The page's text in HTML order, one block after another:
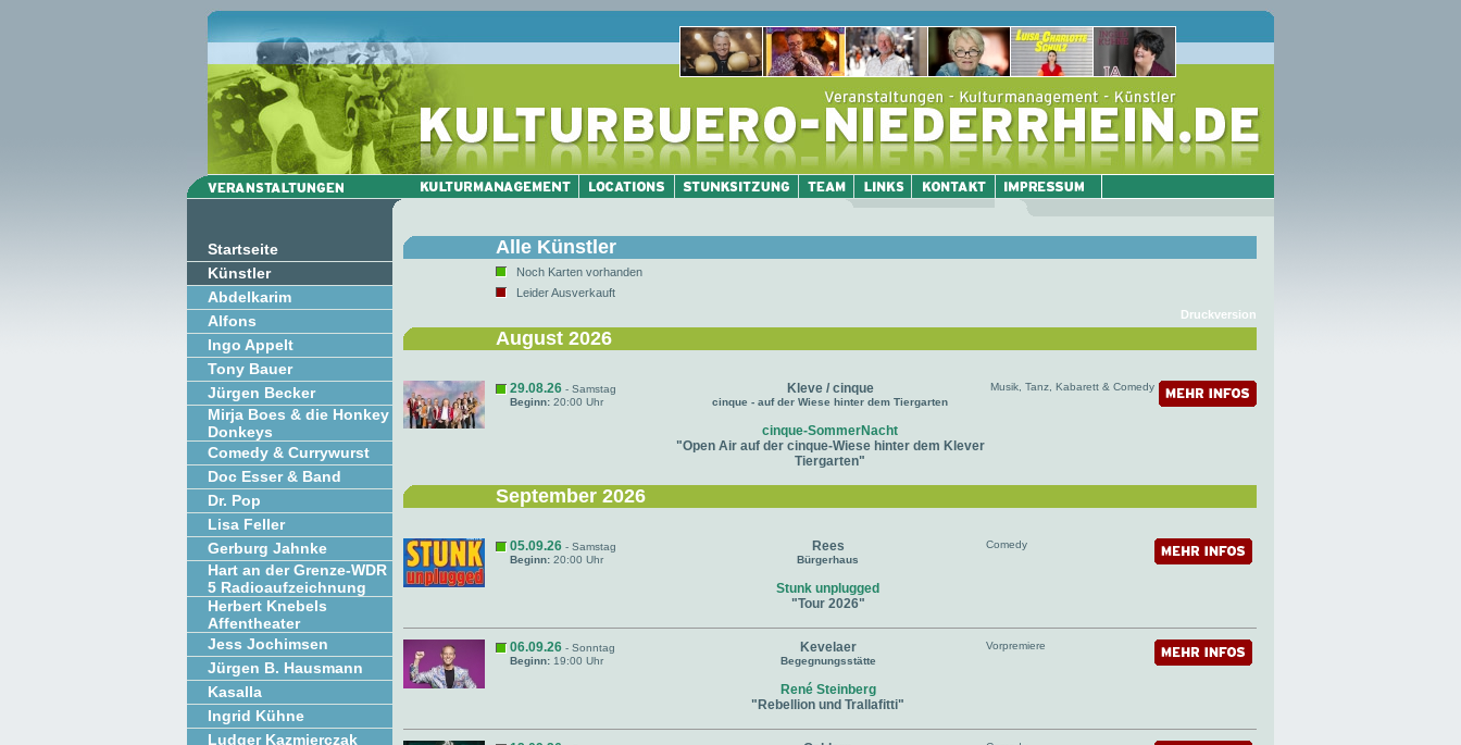
Startseite
Künstler
Abdelkarim
Alfons
Ingo Appelt
Tony Bauer
Jürgen Becker
Mirja Boes & die Honkey
Donkeys
Comedy & Currywurst
Doc Esser & Band
Dr. Pop
Lisa Feller
Gerburg Jahnke
Hart an der Grenze-WDR
5 Radioaufzeichnung
Herbert Knebels
Affentheater
Jess Jochimsen
Jürgen B. Hausmann
Kasalla
Ingrid Kühne
Ludger Kazmierczak
Alle Künstler
Noch Karten vorhanden
Leider Ausverkauft
Druckversion
August 2026
29.08.26 - Samstag
Beginn: 20:00 Uhr
Kleve / cinque
cinque - auf der Wiese hinter dem Tiergarten
cinque-SommerNacht
"Open Air auf der cinque-Wiese hinter dem Klever
Tiergarten"
Musik, Tanz, Kabarett & Comedy
September 2026
05.09.26 - Samstag
Beginn: 20:00 Uhr
Rees
Bürgerhaus
Stunk unplugged
"Tour 2026"
Comedy
06.09.26 - Sonntag
Beginn: 19:00 Uhr
Kevelaer
Begegnungsstätte
René Steinberg
"Rebellion und Trallafitti"
Vorpremiere